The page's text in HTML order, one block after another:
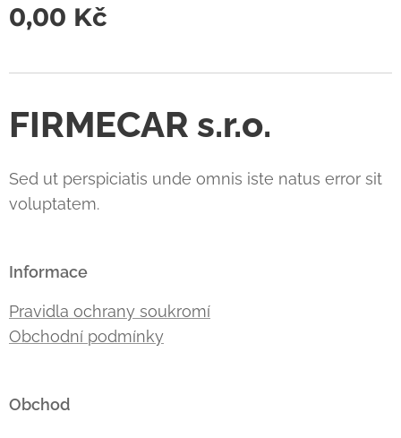
0,00 Kč
FIRMECAR s.r.o.
Sed ut perspiciatis unde omnis iste natus error sit
voluptatem.
Informace
Pravidla ochrany soukromí
Obchodní podmínky
Obchod